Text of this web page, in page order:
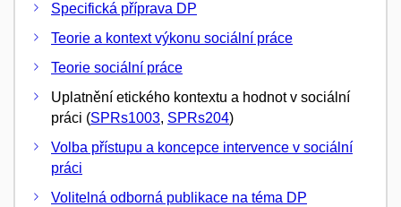
Specifická příprava DP
Teorie a kontext výkonu sociální práce
Teorie sociální práce
Uplatnění etického kontextu a hodnot v sociální
práci (SPRs1003, SPRs204)
Volba přístupu a koncepce intervence v sociální
práci
Volitelná odborná publikace na téma DP